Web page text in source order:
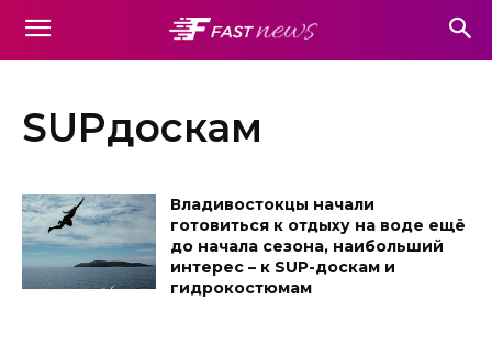
SUPдоскам
Владивостокцы начали
готовиться к отдыху на воде ещё
до начала сезона, наибольший
интерес – к SUP-доскам и
гидрокостюмам